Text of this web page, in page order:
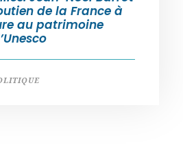
de la France à
au patrimoine